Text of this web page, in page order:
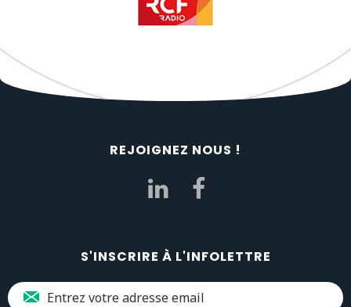
REJOIGNEZ NOUS !
S'INSCRIRE À L'INFOLETTRE